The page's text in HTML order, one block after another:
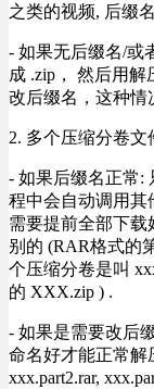
之类的视频, 后缀
- 如果无后缀名/或
成 .zip， 然后用
改后缀名，这种情
2. 多个压缩分卷
- 如果后缀名正常:
程中会自动调用其
需要提前全部下载
别的 (RAR格式的
个压缩分卷是叫
的 XXX.zip ) .
- 如果是需要改后
命名好才能正常解
xxx.part2.rar,